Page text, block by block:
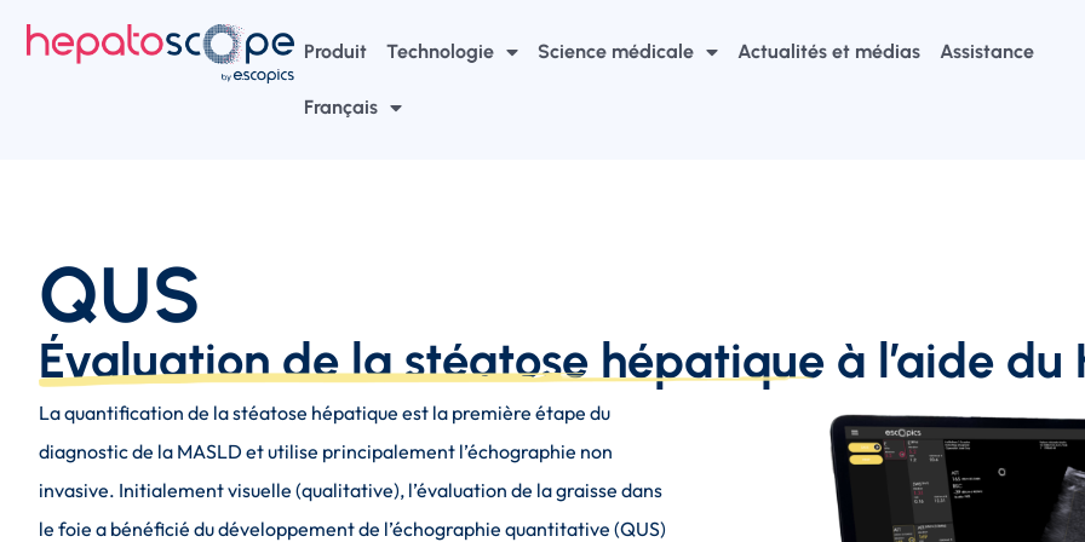
Produit Technologie Science médicale Actualités et médias Assistance
Français
QUS
Évaluation de la stéatose hépatique à l’aide du
La quantification de la stéatose hépatique est la première étape du
diagnostic de la MASLD et utilise principalement l’échographie non
invasive. Initialement visuelle (qualitative), l’évaluation de la graisse dans
le foie a bénéficié du développement de l’échographie quantitative (QUS)